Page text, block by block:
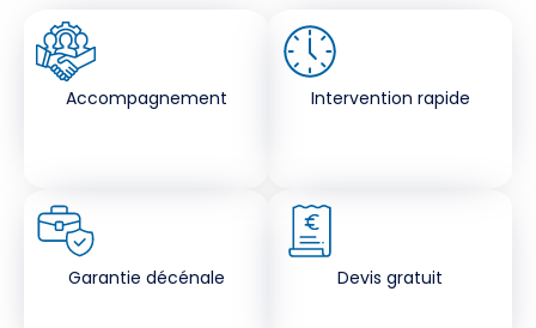
Accompagnement Intervention rapide
Garantie décénale Devis gratuit